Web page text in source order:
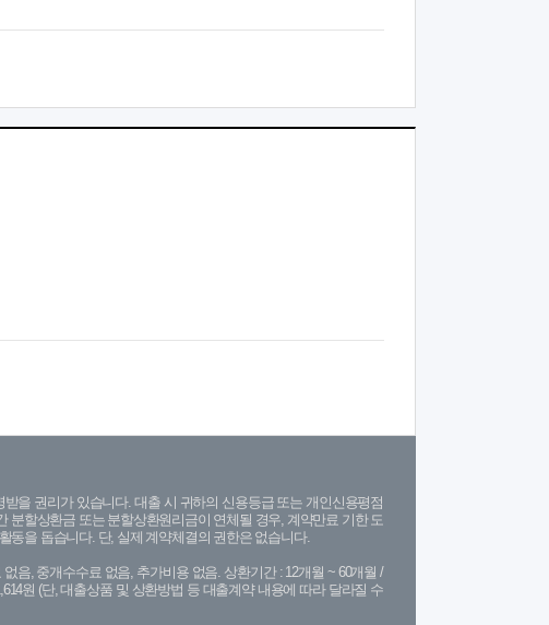
을 권리가 있습니다. 대출 시 귀하의 신용등급 또는 개인신용평점
분할상환금 또는 분할상환원리금이 연체될 경우, 계약만료 기한 도
동을 돕습니다. 단, 실제 계약체결의 권한은 없습니다.
음, 중개수수료 없음, 추가비용 없음. 상환기간 : 12개월 ~ 60개월 /
원 (단, 대출상품 및 상환방법 등 대출계약 내용에 따라 달라질 수